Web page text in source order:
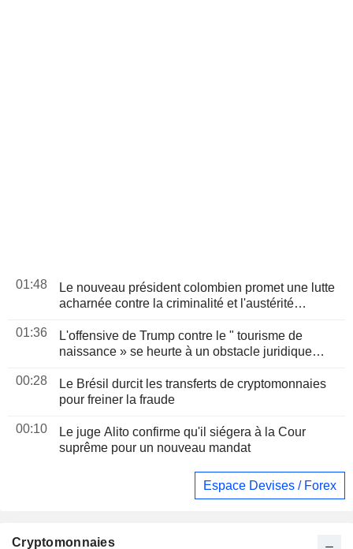
01:48
Le nouveau président colombien promet une lutte
acharnée contre la criminalité et l'austérité
01:36
L'offensive de Trump contre le " tourisme de
naissance » se heurte à un obstacle juridique
00:28
Le Brésil durcit les transferts de cryptomonnaies
pour freiner la fraude
00:10
Le juge Alito confirme qu'il siégera à la Cour
suprême pour un nouveau mandat
Espace Devises / Forex
Cryptomonnaies